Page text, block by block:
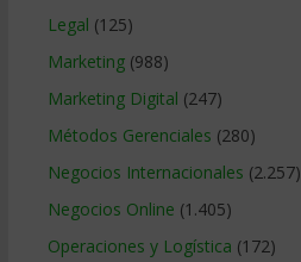
Legal (125)
Marketing(988)
Marketing Digital (247)
Métodos Gerenciales (280)
Negocios Internacionales (2.257)
Negocios Online (1.405)
Operaciones y Logística (172)